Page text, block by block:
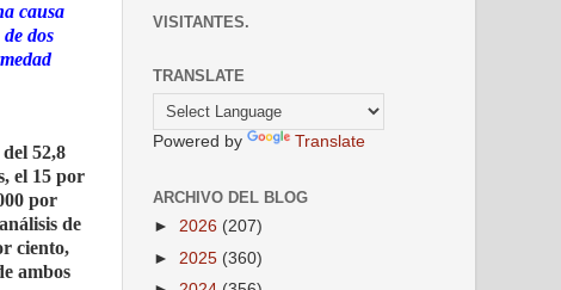
causa
dos
52,8
el 15 por
por
de
ciento,
ambos
VISITANTES.
TRANSLATE
Powered by Translate
ARCHIVO DEL BLOG
► 2026 (207)
► 2025 (360)